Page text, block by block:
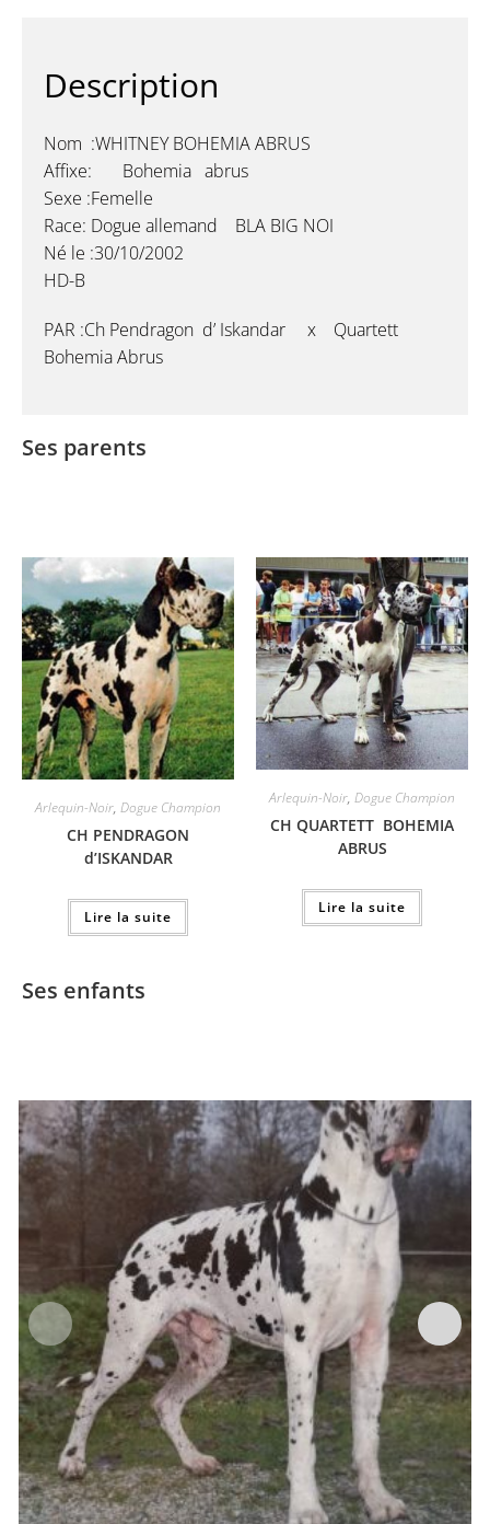
Description
Nom :WHITNEY BOHEMIA ABRUS
Affixe: Bohemia abrus
Sexe :Femelle
Race: Dogue allemand BLA BIG NOI
Né le :30/10/2002
HD-B
PAR :Ch Pendragon d’ Iskandar x Quartett
Bohemia Abrus
Ses parents
Arlequin-Noir, Dogue Champion
CH PENDRAGON
d’ISKANDAR
Lire la suite
Arlequin-Noir, Dogue Champion
CH QUARTETT BOHEMIA
ABRUS
Lire la suite
Ses enfants